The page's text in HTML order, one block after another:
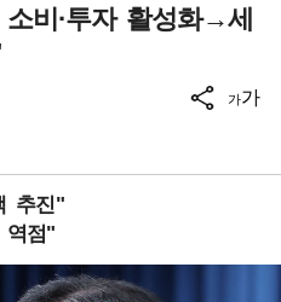
비·투자 활성화→세
가가
추진"
역점"